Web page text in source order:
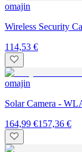
omajin
Wireless Security
114,53 €
omajin
Solar Camera -
164,99 €157,36 €